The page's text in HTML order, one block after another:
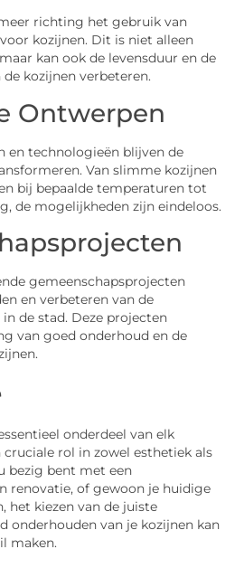
richting het gebruik van
kozijnen. Dit is niet alleen
kan ook de levensduur en de
kozijnen verbeteren.
Ontwerpen
en technologieën blijven de
Van slimme kozijnen
bij bepaalde temperaturen tot
de mogelijkheden zijn eindeloos.
gemeenschapsprojecten
en verbeteren van de
de stad. Deze projecten
van goed onderhoud en de
onderdeel van elk
cruciale rol in zowel esthetiek als
bezig bent met een
renovatie, of gewoon je huidige
het kiezen van de juiste
onderhouden van je kozijnen kan
maken.